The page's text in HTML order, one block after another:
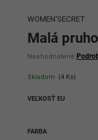
Priemerné
produktu
je
z
Neohodnotené
Malá
WOMEN'SECRET
VEĽKOSŤ EU
FARBA
Skladom (4 Ks)
ponuky
5€ zľavu